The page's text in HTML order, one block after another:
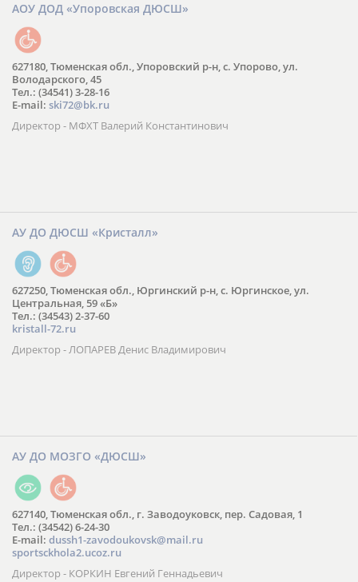
АОУ ДОД «Упоровская ДЮСШ»
627180, Тюменская обл., Упоровский р-н, с. Упорово, ул.
Володарского, 45
Тел.: (34541) 3-28-16
E-mail: ski72@bk.ru
Директор - МФХТ Валерий Константинович
АУ ДО ДЮСШ «Кристалл»
627250, Тюменская обл., Юргинский р-н, с. Юргинское, ул.
Центральная, 59 «Б»
Тел.: (34543) 2-37-60
kristall-72.ru
Директор - ЛОПАРЕВ Денис Владимирович
АУ ДО МОЗГО «ДЮСШ»
627140, Тюменская обл., г. Заводоуковск, пер. Садовая, 1
Тел.: (34542) 6-24-30
​E-mail: dussh1-zavodoukovsk@mail.ru
sportsckhola2.ucoz.ru
Директор - КОРКИН Евгений Геннадьевич